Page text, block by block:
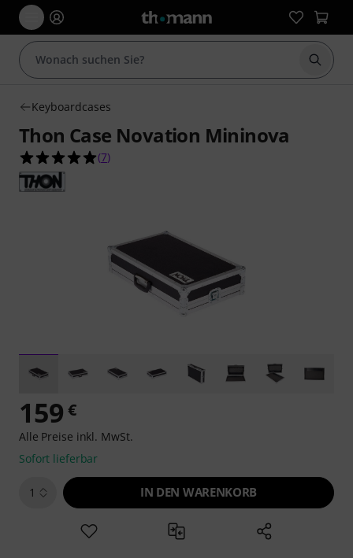
Suche
Keyboardcases
Thon Case Novation Mininova
5.0 von 5 Sternen aus 7 Kundenbewertungen
(7)
159 €
Alle Preise inkl. MwSt.
Sofort lieferbar
1 IN DEN WARENKORB